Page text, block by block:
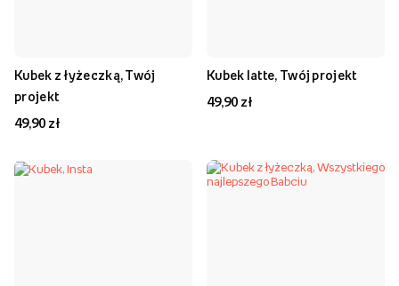
Kubek z łyżeczką, Twój
projekt
49,90 zł
Kubek latte, Twój projekt
49,90 zł